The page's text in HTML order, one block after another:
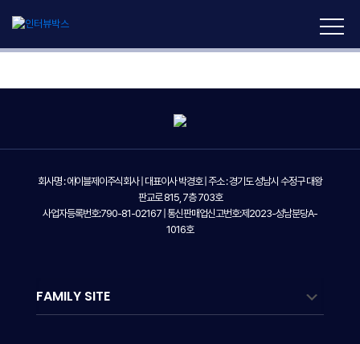
회사명 : 에이블제이주식회사 | 대표이사 박경호 | 주소 : 경기도 성남시 수정구 대왕
판교로 815, 7층 703호
사업자등록번호:790-81-02167 | 통신판매업신고번호:제2023-성남분당A-
1016호